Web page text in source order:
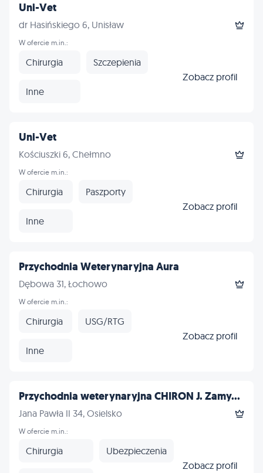
Uni-Vet
dr Hasińskiego 6, Unisław
W ofercie m.in.:
Chirurgia Szczepienia
Inne
Zobacz profil
Uni-Vet
Kościuszki 6, Chełmno
W ofercie m.in.:
Chirurgia Paszporty
Inne
Zobacz profil
Przychodnia Weterynaryjna Aura
Dębowa 31, Łochowo
W ofercie m.in.:
Chirurgia USG/RTG
Inne
Zobacz profil
Przychodnia weterynaryjna CHIRON J. Zamy...
Jana Pawła II 34, Osielsko
W ofercie m.in.:
Chirurgia Ubezpieczenia
Zobacz profil